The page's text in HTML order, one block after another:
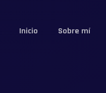
Inicio Sobre mí